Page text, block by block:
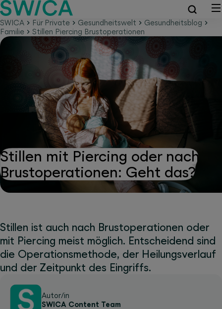
SWICA Für Private Gesundheitswelt
Gesundheitsblog
Familie
Stillen Piercing Brustoperationen
Stillen mit Piercing oder nach
Brustoperationen: Geht das?
Stillen ist auch nach Brustoperationen oder
mit Piercing meist möglich. Entscheidend sind
die Operationsmethode, der Heilungsverlauf
und der Zeitpunkt des Eingriffs.
Autor/in
SWICA Content Team